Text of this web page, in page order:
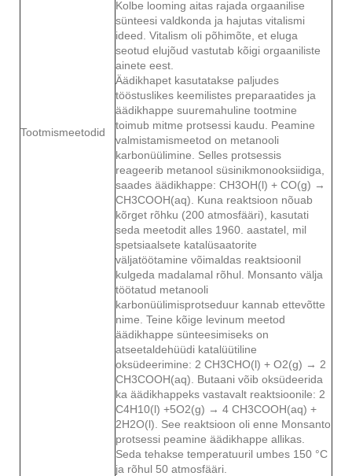
Tootmismeetodid
Kolbe looming aitas rajada orgaanilise
sünteesi valdkonda ja hajutas vitalismi
ideed. Vitalism oli põhimõte, et eluga
seotud elujõud vastutab kõigi orgaaniliste
ainete eest.
Äädikhapet kasutatakse paljudes
tööstuslikes keemilistes preparaatides ja
äädikhappe suuremahuline tootmine
toimub mitme protsessi kaudu. Peamine
valmistamismeetod on metanooli
karbonüülimine. Selles protsessis
reageerib metanool süsinikmonooksiidiga,
saades äädikhappe: CH3OH(l) + CO(g) →
CH3COOH(aq). Kuna reaktsioon nõuab
kõrget rõhku (200 atmosfääri), kasutati
seda meetodit alles 1960. aastatel, mil
spetsiaalsete katalüsaatorite
väljatöötamine võimaldas reaktsioonil
kulgeda madalamal rõhul. Monsanto välja
töötatud metanooli
karbonüülimisprotseduur kannab ettevõtte
nime. Teine kõige levinum meetod
äädikhappe sünteesimiseks on
atseetaldehüüdi katalüütiline
oksüdeerimine: 2 CH3CHO(l) + O2(g) → 2
CH3COOH(aq). Butaani võib oksüdeerida
ka äädikhappeks vastavalt reaktsioonile: 2
C4H10(l) +5O2(g) → 4 CH3COOH(aq) +
2H2O(l). See reaktsioon oli enne Monsanto
protsessi peamine äädikhappe allikas.
Seda tehakse temperatuuril umbes 150 °C
ja rõhul 50 atmosfääri.